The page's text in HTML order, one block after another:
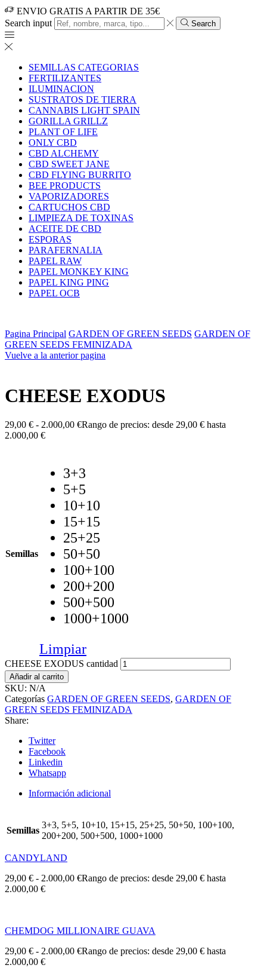
ENVIO GRATIS A PARTIR DE 35€
Search input
Search
SEMILLAS CATEGORIAS
FERTILIZANTES
ILUMINACION
SUSTRATOS DE TIERRA
CANNABIS LIGHT SPAIN
GORILLA GRILLZ
PLANT OF LIFE
ONLY CBD
CBD ALCHEMY
CBD SWEET JANE
CBD FLYING BURRITO
BEE PRODUCTS
VAPORIZADORES
CARTUCHOS CBD
LIMPIEZA DE TOXINAS
ACEITE DE CBD
ESPORAS
PARAFERNALIA
PAPEL RAW
PAPEL MONKEY KING
PAPEL KING PING
PAPEL OCB
Pagina Principal GARDEN OF GREEN SEEDS GARDEN OF
GREEN SEEDS FEMINIZADA
Vuelve a la anterior pagina
CHEESE EXODUS
29,00 € - 2.000,00 €Rango de precios: desde 29,00 € hasta
2.000,00 €
Semillas
3+3
5+5
10+10
15+15
25+25
50+50
100+100
200+200
500+500
1000+1000
Limpiar
CHEESE EXODUS cantidad
Añadir al carrito
SKU: N/A
Categorías GARDEN OF GREEN SEEDS, GARDEN OF
GREEN SEEDS FEMINIZADA
Share:
Twitter
Facebook
Linkedin
Whatsapp
Información adicional
Semillas
3+3, 5+5, 10+10, 15+15, 25+25, 50+50, 100+100,
200+200, 500+500, 1000+1000
CANDYLAND
29,00 € - 2.000,00 €Rango de precios: desde 29,00 € hasta
2.000,00 €
CHEMDOG MILLIONAIRE GUAVA
29,00 € - 2.000,00 €Rango de precios: desde 29,00 € hasta
2.000,00 €